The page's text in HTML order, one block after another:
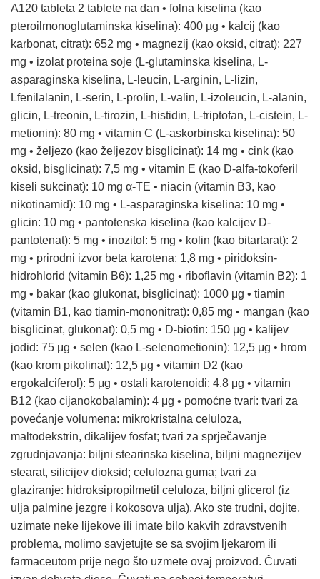
A120 tableta 2 tablete na dan • folna kiselina (kao
pteroilmonoglutaminska kiselina): 400 µg • kalcij (kao
karbonat, citrat): 652 mg • magnezij (kao oksid, citrat): 227
mg • izolat proteina soje (L-glutaminska kiselina, L-
asparaginska kiselina, L-leucin, L-arginin, L-lizin,
Lfenilalanin, L-serin, L-prolin, L-valin, L-izoleucin, L-alanin,
glicin, L-treonin, L-tirozin, L-histidin, L-triptofan, L-cistein, L-
metionin): 80 mg • vitamin C (L-askorbinska kiselina): 50
mg • željezo (kao željezov bisglicinat): 14 mg • cink (kao
oksid, bisglicinat): 7,5 mg • vitamin E (kao D-alfa-tokoferil
kiseli sukcinat): 10 mg α-TE • niacin (vitamin B3, kao
nikotinamid): 10 mg • L-asparaginska kiselina: 10 mg •
glicin: 10 mg • pantotenska kiselina (kao kalcijev D-
pantotenat): 5 mg • inozitol: 5 mg • kolin (kao bitartarat): 2
mg • prirodni izvor beta karotena: 1,8 mg • piridoksin-
hidrohlorid (vitamin B6): 1,25 mg • riboflavin (vitamin B2): 1
mg • bakar (kao glukonat, bisglicinat): 1000 μg • tiamin
(vitamin B1, kao tiamin-mononitrat): 0,85 mg • mangan (kao
bisglicinat, glukonat): 0,5 mg • D-biotin: 150 μg • kalijev
jodid: 75 μg • selen (kao L-selenometionin): 12,5 μg • hrom
(kao krom pikolinat): 12,5 μg • vitamin D2 (kao
ergokalciferol): 5 μg • ostali karotenoidi: 4,8 μg • vitamin
B12 (kao cijanokobalamin): 4 μg • pomoćne tvari: tvari za
povećanje volumena: mikrokristalna celuloza,
maltodekstrin, dikalijev fosfat; tvari za sprječavanje
zgrudnjavanja: biljni stearinska kiselina, biljni magnezijev
stearat, silicijev dioksid; celulozna guma; tvari za
glaziranje: hidroksipropilmetil celuloza, biljni glicerol (iz
ulja palmine jezgre i kokosova ulja). Ako ste trudni, dojite,
uzimate neke lijekove ili imate bilo kakvih zdravstvenih
problema, molimo savjetujte se sa svojim ljekarom ili
farmaceutom prije nego što uzmete ovaj proizvod. Čuvati